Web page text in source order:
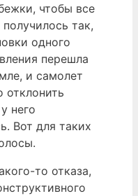
чтобы все
так,
одного
перешла
и самолет
отклонить
него
Вот для таких
то отказа,